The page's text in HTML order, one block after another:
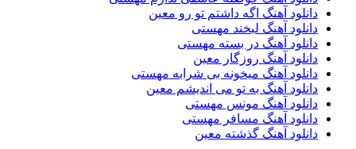
دانلود آهنگ اگه داشتم تو رو معین
دانلود آهنگ لبخند مهستی
دانلود آهنگ در بسته مهستی
دانلود آهنگ روزگار معین
دانلود آهنگ میخونه بی شرابه مهستی
دانلود آهنگ به تو می اندیشم معین
دانلود آهنگ مونس مهستی
دانلود آهنگ مسافر مهستی
دانلود آهنگ گذشته معین